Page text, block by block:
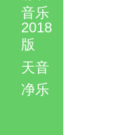
音乐
2018
版
天音
净乐